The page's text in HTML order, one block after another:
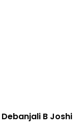
Debanjali B Joshi